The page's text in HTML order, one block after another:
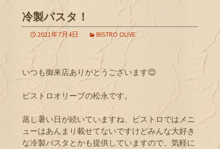
冷製パスタ！
2021年7月4日 BISTRO OLIVE
いつも御来店ありがとうございます😊
ビストロオリーブの松永です。
蒸し暑い日が続いていますね、ビストロではメニ
ューはあんまり載せてないですけどみんな大好き
な冷製パスタとかも提供していますので、気軽に